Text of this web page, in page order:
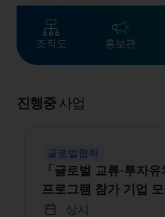
조직도 홍보관
진행중 사업
글로벌협력
「글로벌 교류·투자유
프로그램 참가 기업 모
상시